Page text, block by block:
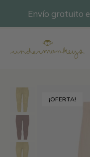
Envío gratuito
¡OFERTA!